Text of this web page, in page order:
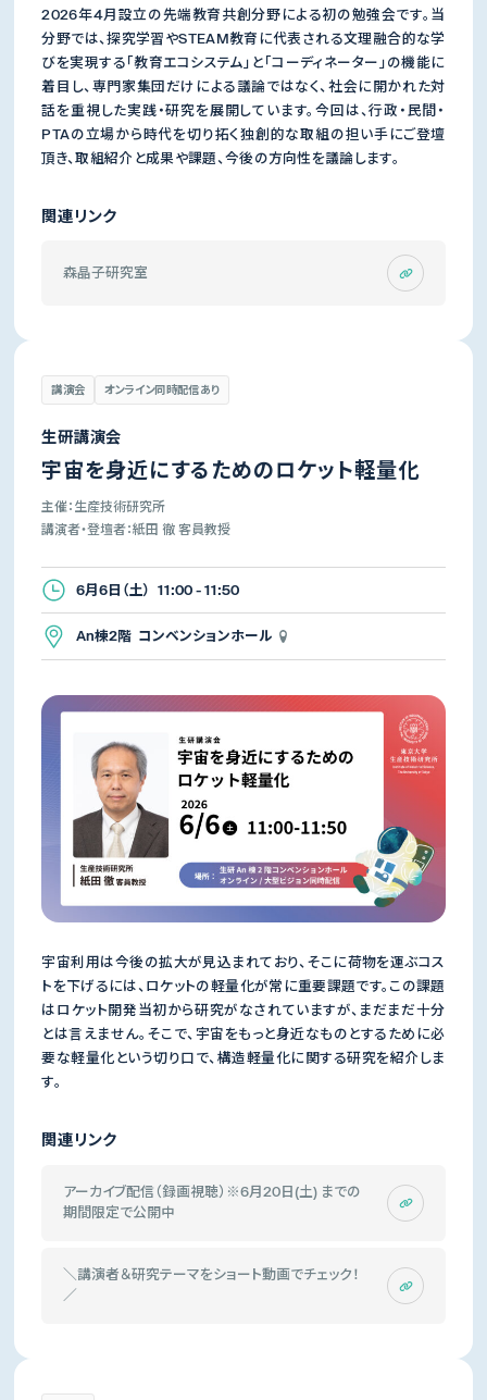
2026年4月設立の先端教育共創分野による初の勉強会です。当
分野では、探究学習やSTEAM教育に代表される文理融合的な学
びを実現する「教育エコシステム」と「コーディネーター」の機能に
着目し、専門家集団だけによる議論ではなく、社会に開かれた対
話を重視した実践・研究を展開しています。今回は、行政・民間・
PTAの立場から時代を切り拓く独創的な取組の担い手にご登壇
頂き、取組紹介と成果や課題、今後の方向性を議論します。
関連リンク
森晶子研究室
講演会 オンライン同時配信あり
生研講演会
宇宙を身近にするためのロケット軽量化
主催：生産技術研究所
講演者・登壇者：紙田 徹 客員教授
6月6日（土） 11:00 - 11:50
An棟2階 コンベンションホール
宇宙利用は今後の拡大が見込まれており、そこに荷物を運ぶコス
トを下げるには、ロケットの軽量化が常に重要課題です。この課題
はロケット開発当初から研究がなされていますが、まだまだ十分
とは言えません。そこで、宇宙をもっと身近なものとするために必
要な軽量化という切り口で、構造軽量化に関する研究を紹介しま
す。
関連リンク
アーカイブ配信（録画視聴）※6月20日(土) までの
期間限定で公開中
＼講演者＆研究テーマをショート動画でチェック！
／